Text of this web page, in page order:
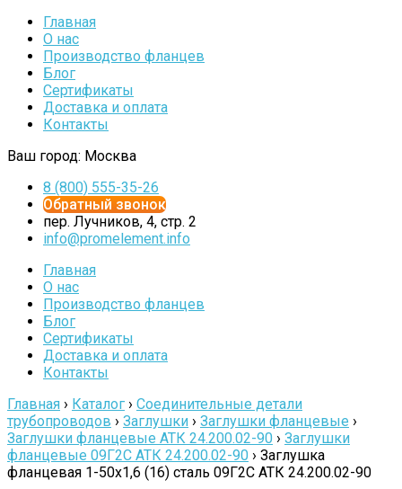
Главная
О нас
Производство фланцев
Блог
Сертификаты
Доставка и оплата
Контакты
Ваш город: Москва
8 (800) 555-35-26
Обратный звонок
пер. Лучников, 4, стр. 2
info@promelement.info
Главная
О нас
Производство фланцев
Блог
Сертификаты
Доставка и оплата
Контакты
Главная › Каталог › Соединительные детали
трубопроводов › Заглушки › Заглушки фланцевые ›
Заглушки фланцевые АТК 24.200.02-90 › Заглушки
фланцевые 09Г2С АТК 24.200.02-90 › Заглушка
фланцевая 1-50х1,6 (16) сталь 09Г2С АТК 24.200.02-90